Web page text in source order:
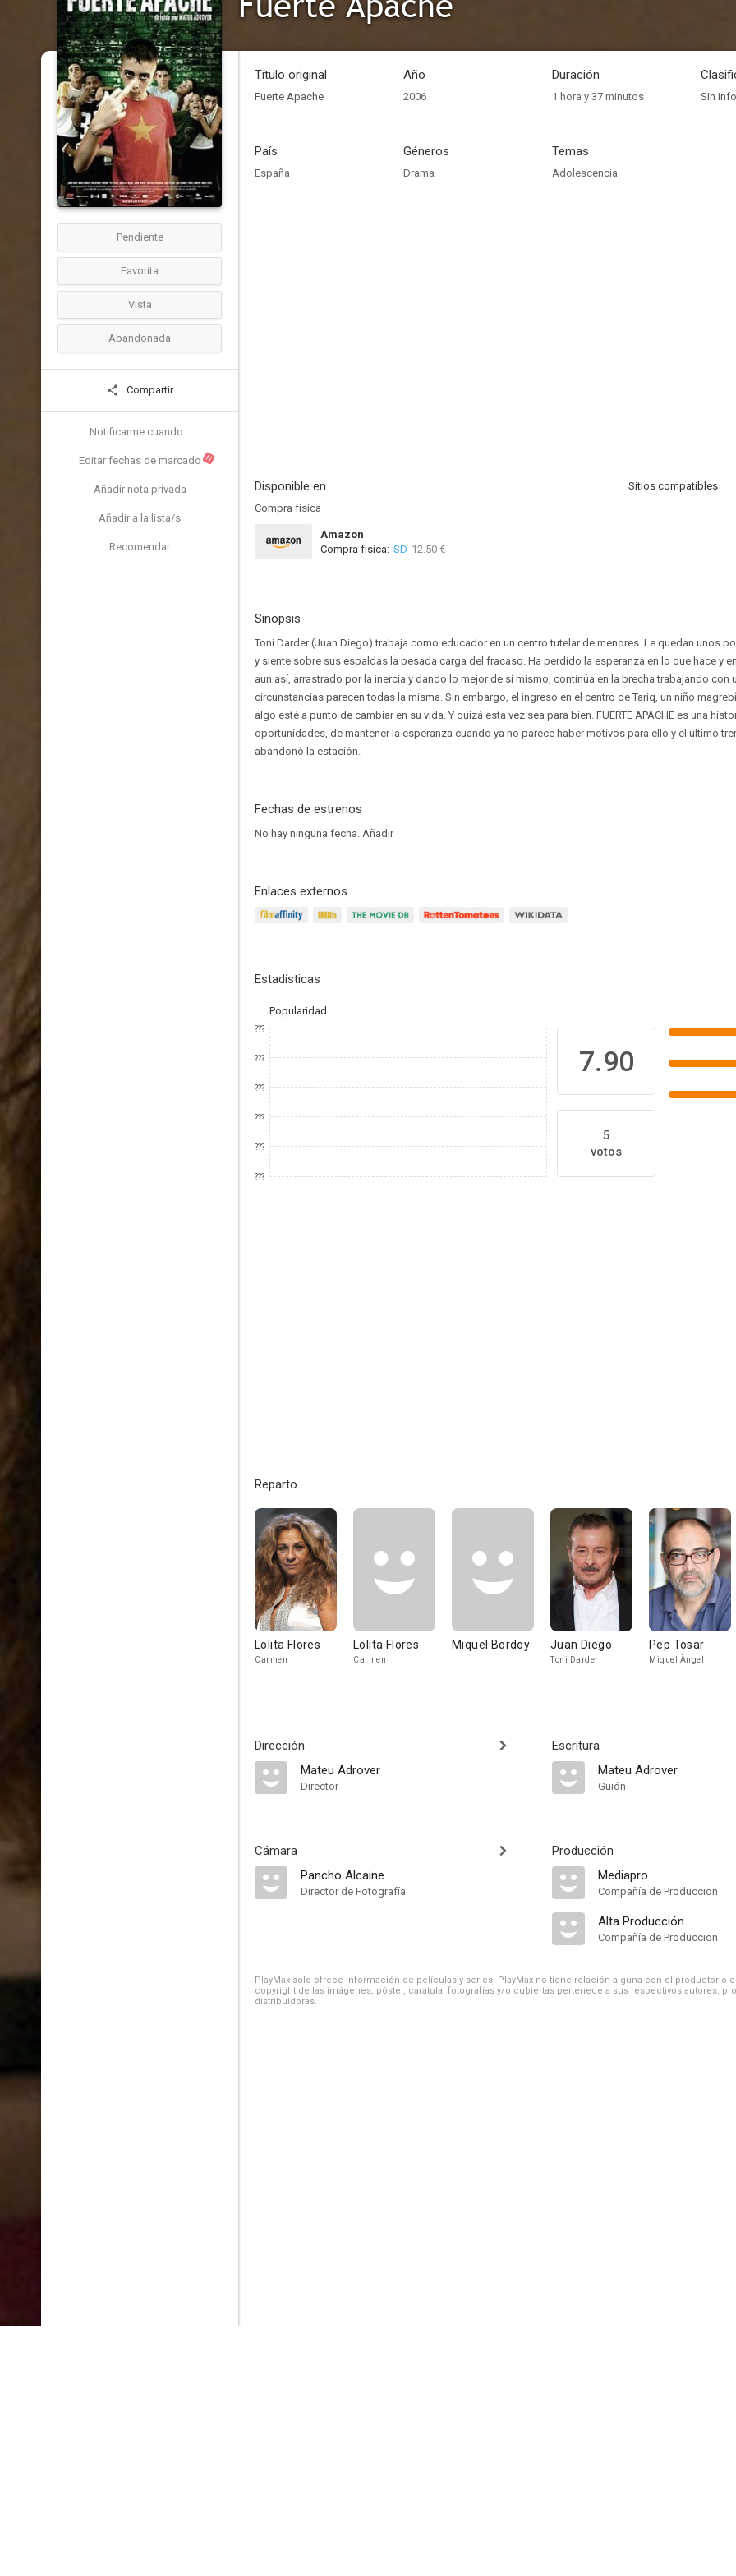
Pendiente
Favorita
Vista
Abandonada
Compartir
Notificarme cuando...
Editar fechas de marcado N
Añadir nota privada
Añadir a la lista/s
Recomendar
Título original
Fuerte Apache
Año
2006
Duración
1 hora y 37 minutos Sin
País
España
Géneros
Drama
Temas
Adolescencia
Disponible en...
Sitios compatibles
Compra física
Amazon
Compra física: SD 12.50 €
Sinopsis
Toni Darder (Juan Diego) trabaja como educador en un centro tutelar de menores. Le quedan unos
y siente sobre sus espaldas la pesada carga del fracaso. Ha perdido la esperanza en lo que hace y
aun así, arrastrado por la inercia y dando lo mejor de sí mismo, continúa en la brecha trabajando con
circunstancias parecen todas la misma. Sin embargo, el ingreso en el centro de Tariq, un niño
algo esté a punto de cambiar en su vida. Y quizá esta vez sea para bien. FUERTE APACHE es una
oportunidades, de mantener la esperanza cuando ya no parece haber motivos para ello y el último
abandonó la estación.
Fechas de estrenos
No hay ninguna fecha. Añadir
Enlaces externos
Estadísticas
Popularidad
???
???
???
???
???
???
7.90
5
votos
Reparto
Lolita Flores
Carmen
Lolita Flores
Carmen
Miquel Bordoy Juan Diego
Toni Darder
Pep Tosar
Miquel Àngel
Dirección
Mateu Adrover
Director
Cámara
Pancho Alcaine
Director de Fotografía
Escritura
Mateu Adrover
Guión
Producción
Mediapro
Compañía de Produccion
Alta Producción
Compañía de Produccion
PlayMax solo ofrece información de películas y series, PlayMax no tiene relación alguna con el productor o
copyright de las imágenes, póster, carátula, fotografías y/o cubiertas pertenece a sus respectivos autores,
distribuidoras.